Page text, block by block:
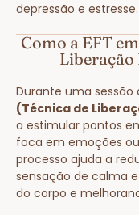
depressão e estresse.
Como a EFT
Durante uma sessão
(Técnica de
a estimular pontos
foca em emoções
processo ajuda a
sensação de calma
do corpo e